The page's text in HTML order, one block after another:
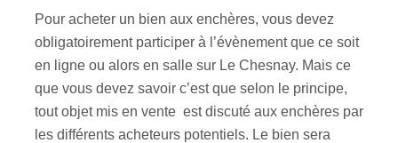
Pour acheter un bien aux enchères, vous devez
obligatoirement participer à l’évènement que ce soit
en ligne ou alors en salle sur Le Chesnay. Mais ce
que vous devez savoir c’est que selon le principe,
tout objet mis en vente est discuté aux enchères par
les différents acheteurs potentiels. Le bien sera